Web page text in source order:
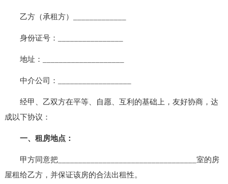
乙方（承租方）_____________
身份证号：________________
地址：____________________
中介公司：__________________
经甲、乙双方在平等、自愿、互利的基础上，友好协商，达
成以下协议：
一、租房地点：
甲方同意把__________________________________室的房
屋租给乙方，并保证该房的合法出租性。